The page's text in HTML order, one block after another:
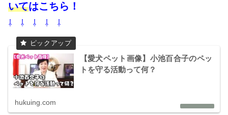
いてはこちら！
⇩ ⇩ ⇩ ⇩ ⇩
【愛犬ペット画像】小池百合子のペッ
トを守る活動って何？
hukuing.com